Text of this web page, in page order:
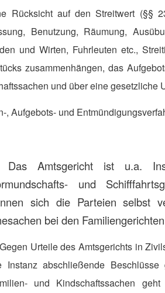
Rücksicht auf den Streitwert (§§
Benutzung, Räumung,
und Wirten, Fuhrleuten etc.,
zusammenhängen, das
und über eine gesetzliche
, Aufgebots- und
Amtsgericht ist u.a.
und
sich die Parteien selbst
bei den
Urteile des Amtsgerichts in
Instanz abschließende
und Kindschaftssachen